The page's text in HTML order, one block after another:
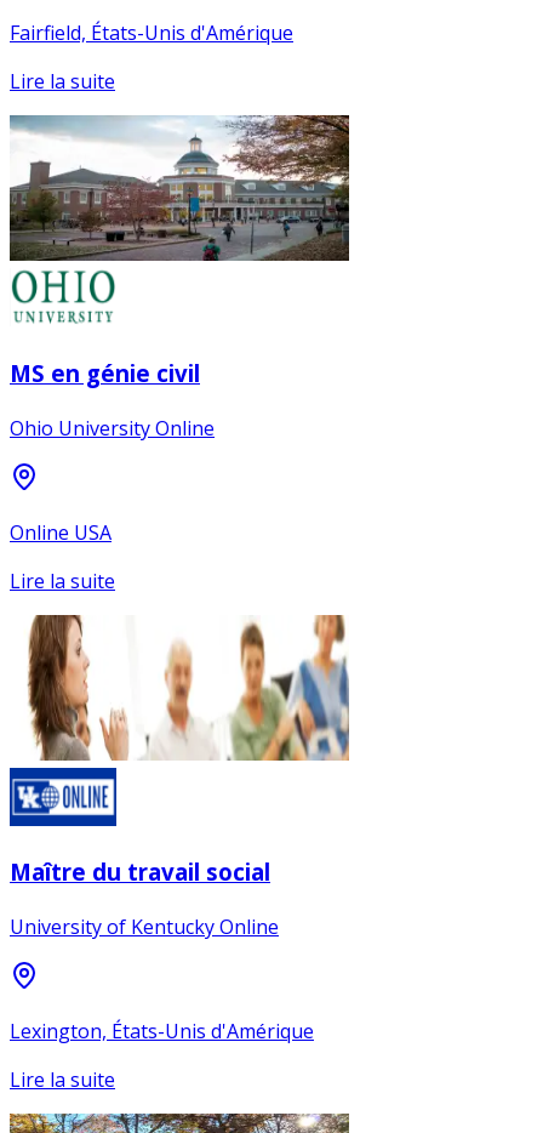
Fairfield, États-Unis d'Amérique
Lire la suite
MS en génie civil
Ohio University Online
Online USA
Lire la suite
Maître du travail social
University of Kentucky Online
Lexington, États-Unis d'Amérique
Lire la suite